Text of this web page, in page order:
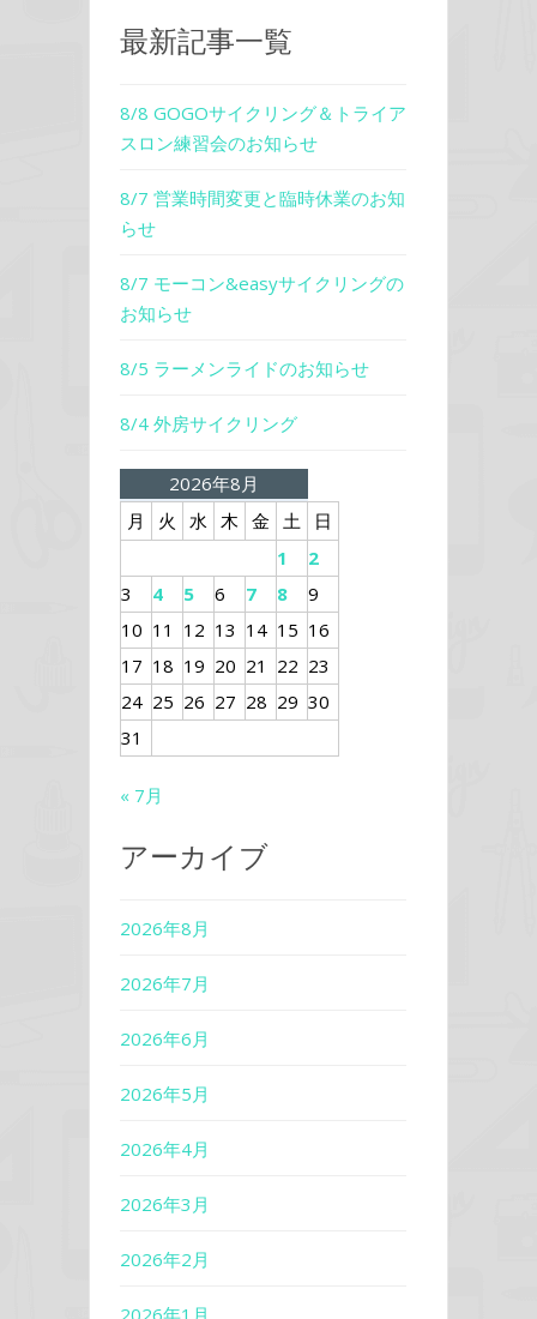
最新記事一覧
8/8 GOGOサイクリング＆トライア
スロン練習会のお知らせ
8/7 営業時間変更と臨時休業のお知
らせ
8/7 モーコン&easyサイクリングの
お知らせ
8/5 ラーメンライドのお知らせ
8/4 外房サイクリング
2026年8月
月
火 水 木 金 土
日
1
2
3
4 5 6 7 8
9
10 11 12 13 14 15 16
17 18 19 20 21 22 23
24 25 26 27 28 29 30
31
« 7月
アーカイブ
2026年8月
2026年7月
2026年6月
2026年5月
2026年4月
2026年3月
2026年2月
2026年1月